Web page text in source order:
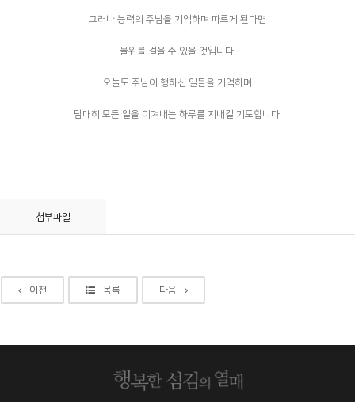
그러나 능력의 주님을 기억하며 따르게 된다면
물위를 걸을 수 있을 것입니다.
오늘도 주님이 행하신 일들을 기억하며
담대히 모든 일을 이겨내는 하루를 지내길 기도합니다.
첨부파일
이전 목록 다음